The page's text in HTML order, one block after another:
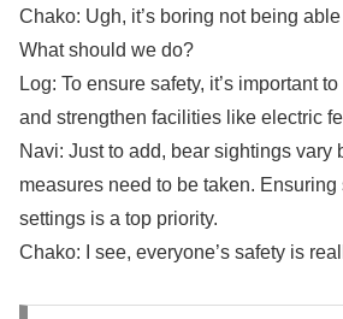
Chako: Ugh, it’s boring not being
What should we do?
Log: To ensure safety, it’s important
and strengthen facilities like electric
Navi: Just to add, bear sightings vary
measures need to be taken. Ensuring
settings is a top priority.
Chako: I see, everyone’s safety is